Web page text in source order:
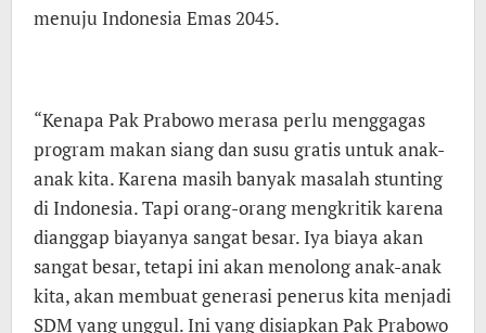
menuju Indonesia Emas 2045.
“Kenapa Pak Prabowo merasa perlu menggagas
program makan siang dan susu gratis untuk anak-
anak kita. Karena masih banyak masalah stunting
di Indonesia. Tapi orang-orang mengkritik karena
dianggap biayanya sangat besar. Iya biaya akan
sangat besar, tetapi ini akan menolong anak-anak
kita, akan membuat generasi penerus kita menjadi
SDM yang unggul. Ini yang disiapkan Pak Prabowo